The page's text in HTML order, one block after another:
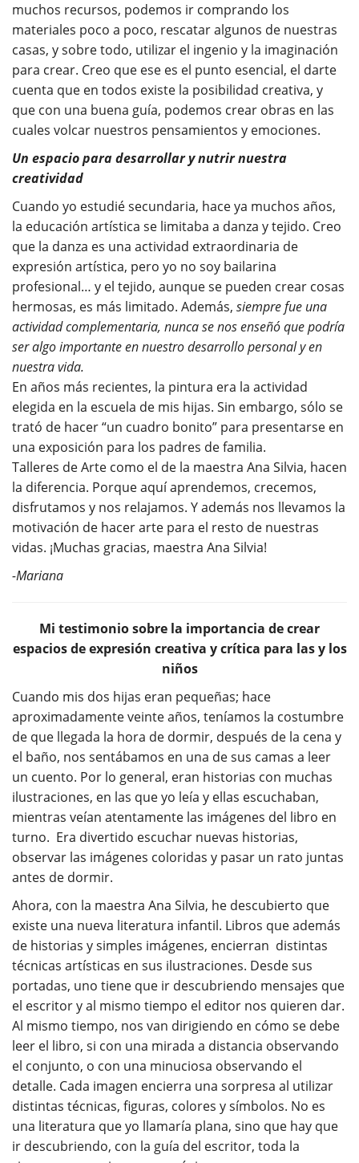
muchos recursos, podemos ir comprando los
materiales poco a poco, rescatar algunos de nuestras
casas, y sobre todo, utilizar el ingenio y la imaginación
para crear. Creo que ese es el punto esencial, el darte
cuenta que en todos existe la posibilidad creativa, y
que con una buena guía, podemos crear obras en las
cuales volcar nuestros pensamientos y emociones.
Un espacio para desarrollar y nutrir nuestra
creatividad
Cuando yo estudié secundaria, hace ya muchos años,
la educación artística se limitaba a danza y tejido. Creo
que la danza es una actividad extraordinaria de
expresión artística, pero yo no soy bailarina
profesional… y el tejido, aunque se pueden crear cosas
hermosas, es más limitado. Además, siempre fue una
actividad complementaria, nunca se nos enseñó que podría
ser algo importante en nuestro desarrollo personal y en
nuestra vida.
En años más recientes, la pintura era la actividad
elegida en la escuela de mis hijas. Sin embargo, sólo se
trató de hacer “un cuadro bonito” para presentarse en
una exposición para los padres de familia.
Talleres de Arte como el de la maestra Ana Silvia, hacen
la diferencia. Porque aquí aprendemos, crecemos,
disfrutamos y nos relajamos. Y además nos llevamos la
motivación de hacer arte para el resto de nuestras
vidas. ¡Muchas gracias, maestra Ana Silvia!
-Mariana
Mi testimonio sobre la importancia de crear
espacios de expresión creativa y crítica para las y los
niños
Cuando mis dos hijas eran pequeñas; hace
aproximadamente veinte años, teníamos la costumbre
de que llegada la hora de dormir, después de la cena y
el baño, nos sentábamos en una de sus camas a leer
un cuento. Por lo general, eran historias con muchas
ilustraciones, en las que yo leía y ellas escuchaban,
mientras veían atentamente las imágenes del libro en
turno. Era divertido escuchar nuevas historias,
observar las imágenes coloridas y pasar un rato juntas
antes de dormir.
Ahora, con la maestra Ana Silvia, he descubierto que
existe una nueva literatura infantil. Libros que además
de historias y simples imágenes, encierran distintas
técnicas artísticas en sus ilustraciones. Desde sus
portadas, uno tiene que ir descubriendo mensajes que
el escritor y al mismo tiempo el editor nos quieren dar.
Al mismo tiempo, nos van dirigiendo en cómo se debe
leer el libro, si con una mirada a distancia observando
el conjunto, o con una minuciosa observando el
detalle. Cada imagen encierra una sorpresa al utilizar
distintas técnicas, figuras, colores y símbolos. No es
una literatura que yo llamaría plana, sino que hay que
ir descubriendo, con la guía del escritor, toda la